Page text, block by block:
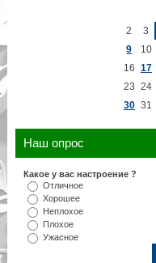
2
3
9
10
16 17
23 24
30 31
Наш опрос
Какое у вас настроение ?
Отличное
Хорошее
Неплохое
Плохое
Ужасное